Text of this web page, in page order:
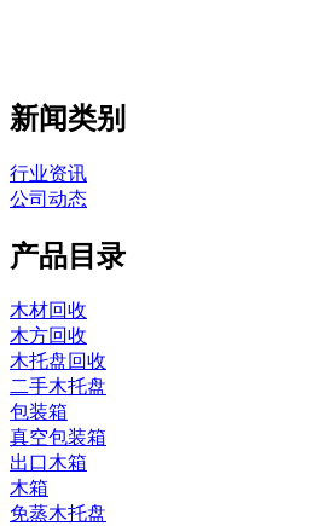
新闻类别
行业资讯
公司动态
产品目录
木材回收
木方回收
木托盘回收
二手木托盘
包装箱
真空包装箱
出口木箱
木箱
免蒸木托盘